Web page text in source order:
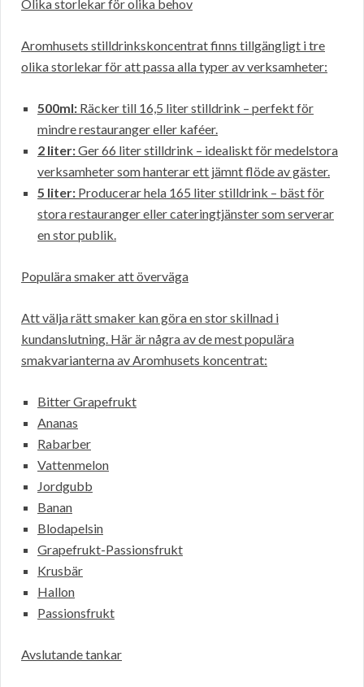
Olika storlekar för olika behov
Aromhusets stilldrinkskoncentrat finns tillgängligt i tre
olika storlekar för att passa alla typer av verksamheter:
500ml: Räcker till 16,5 liter stilldrink – perfekt för
mindre restauranger eller kaféer.
2 liter:Ger 66 liter stilldrink – idealiskt för medelstora
verksamheter som hanterar ett jämnt flöde av gäster.
5 liter: Producerar hela 165 liter stilldrink – bäst för
stora restauranger eller cateringtjänster som serverar
en stor publik.
Populära smaker att överväga
Att välja rätt smaker kan göra en stor skillnad i
kundanslutning. Här är några av de mest populära
smakvarianterna av Aromhusets koncentrat:
Bitter Grapefrukt
Ananas
Rabarber
Vattenmelon
Jordgubb
Banan
Blodapelsin
Grapefrukt-Passionsfrukt
Krusbär
Hallon
Passionsfrukt
Avslutande tankar